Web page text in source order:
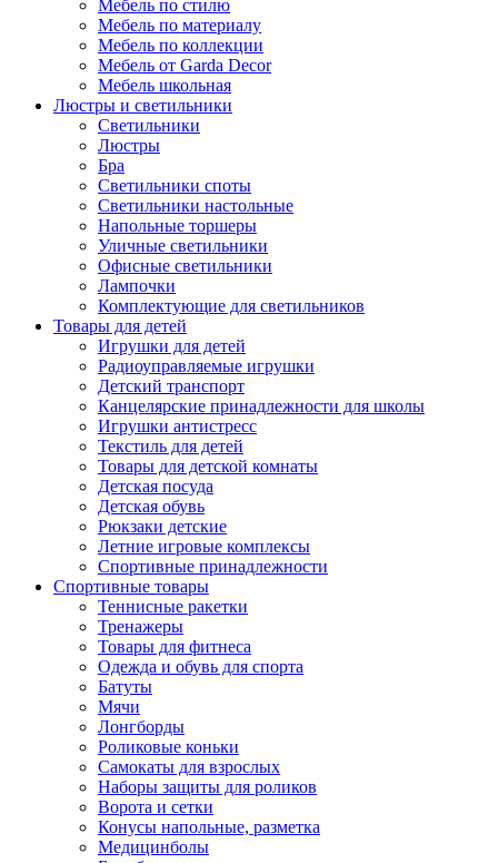
Мебель по стилю
Мебель по материалу
Мебель по коллекции
Мебель от Garda Decor
Мебель школьная
Люстры и светильники
Светильники
Люстры
Бра
Светильники споты
Светильники настольные
Напольные торшеры
Уличные светильники
Офисные светильники
Лампочки
Комплектующие для светильников
Товары для детей
Игрушки для детей
Радиоуправляемые игрушки
Детский транспорт
Канцелярские принадлежности для школы
Игрушки антистресс
Текстиль для детей
Товары для детской комнаты
Детская посуда
Детская обувь
Рюкзаки детские
Летние игровые комплексы
Спортивные принадлежности
Спортивные товары
Теннисные ракетки
Тренажеры
Товары для фитнеса
Одежда и обувь для спорта
Батуты
Мячи
Лонгборды
Роликовые коньки
Самокаты для взрослых
Наборы защиты для роликов
Ворота и сетки
Конусы напольные, разметка
Медицинболы